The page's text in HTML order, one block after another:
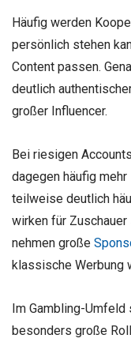
Häufig werden
persönlich stehen
Content passen.
deutlich
großer Influencer.
Bei riesigen
dagegen häufig
teilweise deutlich
wirken für
nehmen große
klassische Werbung
Im Gambling-
besonders große